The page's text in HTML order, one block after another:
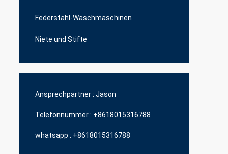
Federstahl-Waschmaschinen
Niete und Stifte
Ansprechpartner : Jason
Telefonnummer : +8618015316788
whatsapp : +8618015316788